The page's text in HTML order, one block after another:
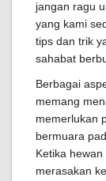
jangan ragu
yang kami
tips dan trik
sahabat
Berbagai
memang
memerlukan
bermuara
Ketika
merasakan